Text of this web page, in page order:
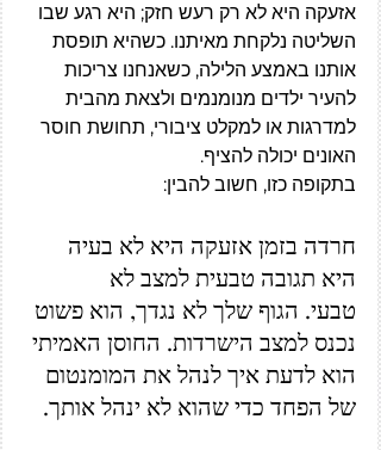
אזעקה היא לא רק רעש חזק; היא רגע שבו
השליטה נלקחת מאיתנו. כשהיא תופסת
אותנו באמצע הלילה, כשאנחנו צריכות
להעיר ילדים מנומנמים ולצאת מהבית
למדרגות או למקלט ציבורי, תחושת חוסר
האונים יכולה להציף.
בתקופה כזו, חשוב להבין:
חרדה בזמן אזעקה היא לא בעיה
היא תגובה טבעית למצב לא
טבעי. הגוף שלך לא נגדך, הוא פשוט
נכנס למצב הישרדות. החוסן האמיתי
הוא לדעת איך לנהל את המומנטום
של הפחד כדי שהוא לא ינהל אותך.